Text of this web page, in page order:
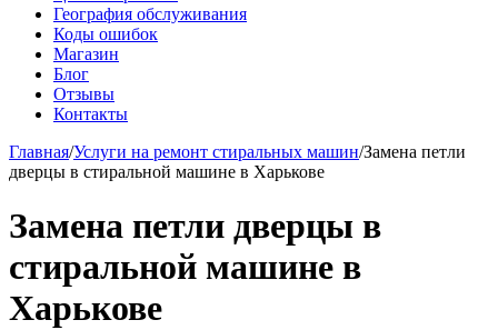
География обслуживания
Коды ошибок
Магазин
Блог
Отзывы
Контакты
Главная/Услуги на ремонт стиральных машин/Замена петли
дверцы в стиральной машине в Харькове
Замена петли дверцы в
стиральной машине в
Харькове